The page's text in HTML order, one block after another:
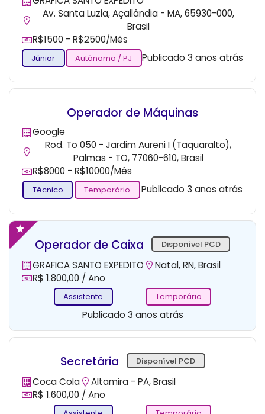
Av. Santa Luzia, Açailândia - MA, 65930-000,
Brasil
R$1500 - R$2500/Mês
Júnior Autônomo / PJ Publicado 3 anos atrás
Operador de Máquinas
Google
Rod. To 050 - Jardim Aureni I (Taquaralto),
Palmas - TO, 77060-610, Brasil
R$8000 - R$10000/Mês
Técnico Temporário Publicado 3 anos atrás
Operador de Caixa Disponível PCD
GRAFICA SANTO EXPEDITO
Natal, RN, Brasil
R$ 1.800,00 / Ano
Assistente Temporário
Publicado 3 anos atrás
Secretária Disponível PCD
Coca Cola
Altamira - PA, Brasil
R$ 1.600,00 / Ano